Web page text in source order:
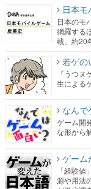
日本
日本のモ
網羅する
載。約20
若ゲの
『うつ
生による
なんで
ゲーム開
な形から
ゲーム
「経験
源や用法